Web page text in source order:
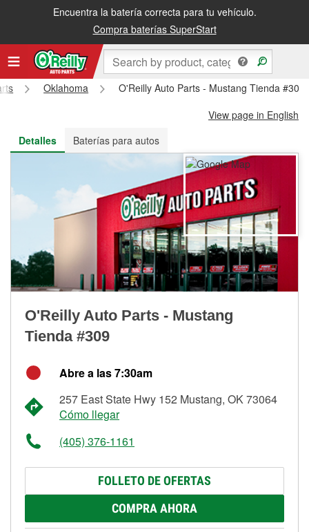
Encuentra la batería correcta para tu vehículo.
Compra baterías SuperStart
Recibe tu orden gratis al día siguiente o recógela en la tienda
Oklahoma
O'Reilly Auto Parts - Mustang Tienda #309
View page in English
Detalles
Baterías para autos
O'Reilly Auto Parts - Mustang
Tienda #309
Abre a las 7:30am
257 East State Hwy 152 Mustang, OK 73064
Cómo llegar
(405) 376-1161
FOLLETO DE OFERTAS
COMPRA AHORA